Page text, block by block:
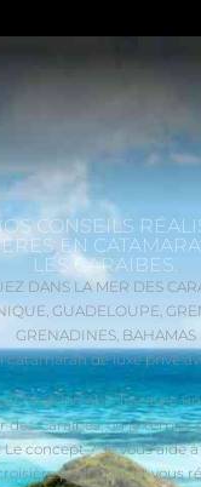
CONSEILS
EN
LES CARAÏBES.
DANS LA MER DES
GUADELOUPE,
GRENADINES, BAHAMAS
catamaran de luxe privé
l’évasion absolue avec
des Caraïbes, où le temps
concept ? Je vous aide
pour vous et vous